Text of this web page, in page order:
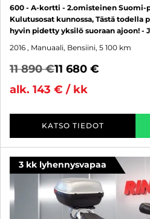
600 - A-kortti - 2.omisteinen Suomi-
Kulutusosat kunnossa, Tästä
hyvin pidetty yksilö suoraan ajoon! -
2016 , Manuaali, Bensiini, 5 100 km
11 890 €11 680 €
alk. 143 € / kk
KATSO TIEDOT
3 kk lyhennysvapaa